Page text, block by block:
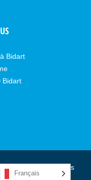
Bidart
Bidart
- Tous droits réservés
Français